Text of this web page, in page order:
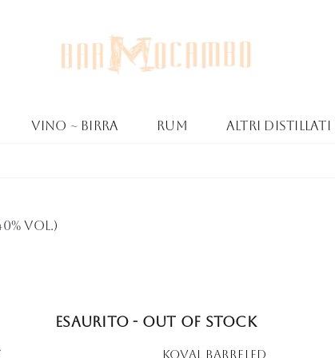
Vino ~ Birra Rum Altri Distillati
Vol.)
Esaurito - Out of stock
KOVAL BARRELED